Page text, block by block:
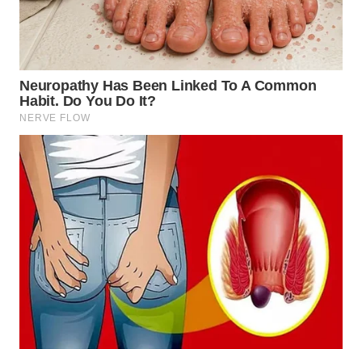
WN
PAKPAK
WN
KARAWANG
WN
BEKASI
WN
BOGOR
WN
DEPOK
TAPANULI